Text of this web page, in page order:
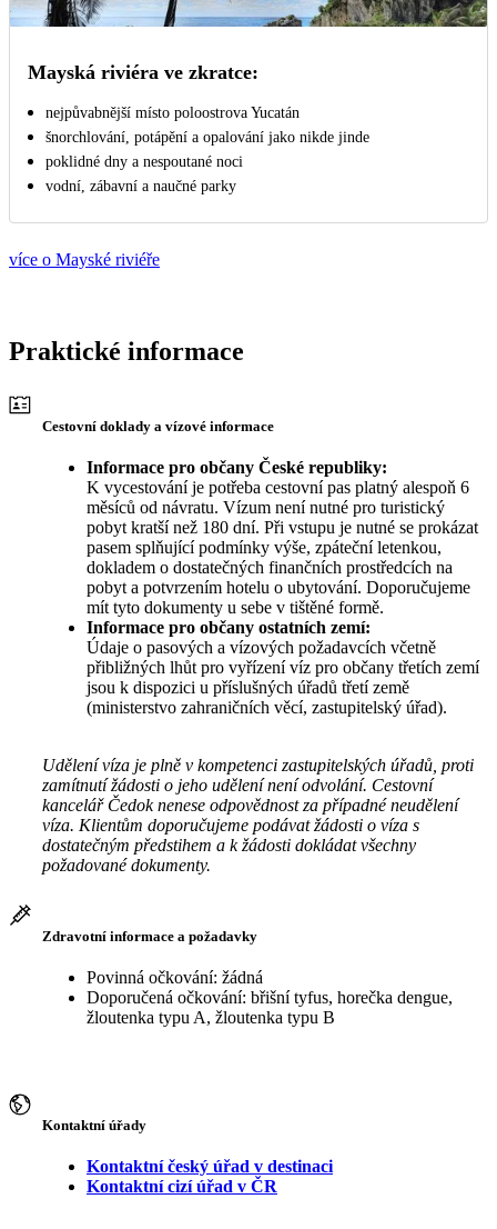
Mayská riviéra ve zkratce:
nejpůvabnější místo poloostrova Yucatán
šnorchlování, potápění a opalování jako nikde jinde
poklidné dny a nespoutané noci
vodní, zábavní a naučné parky
více o Mayské riviéře
Praktické informace
Cestovní doklady a vízové informace
Informace pro občany České republiky:
K vycestování je potřeba cestovní pas platný alespoň 6
měsíců od návratu. Vízum není nutné pro turistický
pobyt kratší než 180 dní. Při vstupu je nutné se prokázat
pasem splňující podmínky výše, zpáteční letenkou,
dokladem o dostatečných finančních prostředcích na
pobyt a potvrzením hotelu o ubytování. Doporučujeme
mít tyto dokumenty u sebe v tištěné formě.
Informace pro občany ostatních zemí:
Údaje o pasových a vízových požadavcích včetně
přibližných lhůt pro vyřízení víz pro občany třetích zemí
jsou k dispozici u příslušných úřadů třetí země
(ministerstvo zahraničních věcí, zastupitelský úřad).
Udělení víza je plně v kompetenci zastupitelských úřadů, proti
zamítnutí žádosti o jeho udělení není odvolání. Cestovní
kancelář Čedok nenese odpovědnost za případné neudělení
víza. Klientům doporučujeme podávat žádosti o víza s
dostatečným předstihem a k žádosti dokládat všechny
požadované dokumenty.
Zdravotní informace a požadavky
Povinná očkování: žádná
Doporučená očkování: břišní tyfus, horečka dengue,
žloutenka typu A, žloutenka typu B
Kontaktní úřady
Kontaktní český úřad v destinaci
Kontaktní cizí úřad v ČR